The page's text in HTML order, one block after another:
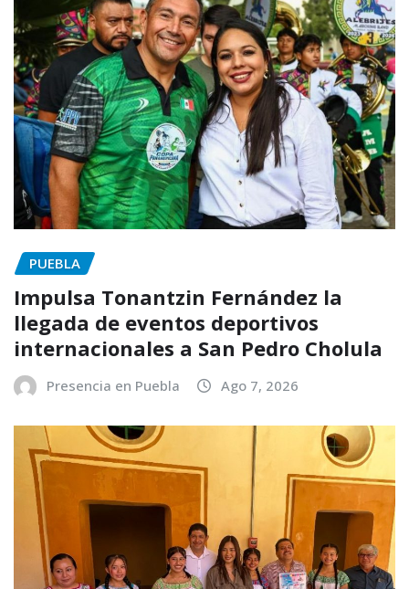
PUEBLA
Impulsa Tonantzin Fernández la
llegada de eventos deportivos
internacionales a San Pedro Cholula
Presencia en Puebla Ago 7, 2026